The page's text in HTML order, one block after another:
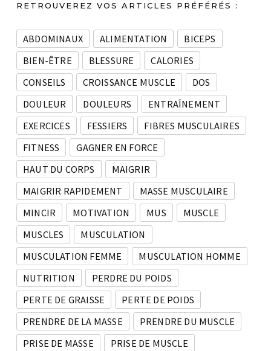
RETROUVEREZ VOS ARTICLES PRÉFÉRÉS :
ABDOMINAUX ALIMENTATION
BICEPS
BIEN-ÊTRE
BLESSURE
CALORIES
CONSEILS
CROISSANCE MUSCLE
DOS
DOULEUR
DOULEURS
ENTRAÎNEMENT
EXERCICES
FESSIERS
FIBRES MUSCULAIRES
FITNESS
GAGNER EN FORCE
HAUT DU CORPS
MAIGRIR
MAIGRIR RAPIDEMENT
MASSE MUSCULAIRE
MINCIR
MOTIVATION MUS
MUSCLE
MUSCLES
MUSCULATION
MUSCULATION FEMME
MUSCULATION HOMME
NUTRITION
PERDRE DU POIDS
PERTE DE GRAISSE
PERTE DE POIDS
PRENDRE DE LA MASSE
PRENDRE DU MUSCLE
PRISE DE MASSE
PRISE DE MUSCLE